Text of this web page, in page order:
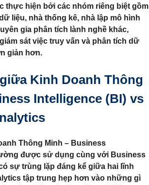
thực hiện bởi các nhóm riêng biệt gồm
liệu, nhà thống kê, nhà lập mô hình
gia phân tích lành nghề khác,
sát việc truy vấn và phân tích dữ
giản hơn.
Kinh Doanh Thông
Intelligence (BI) vs
Thông Minh – Business
được sử dụng cùng với Business
sự trùng lặp đáng kể giữa hai lĩnh
tập trung hẹp hơn vào những gì